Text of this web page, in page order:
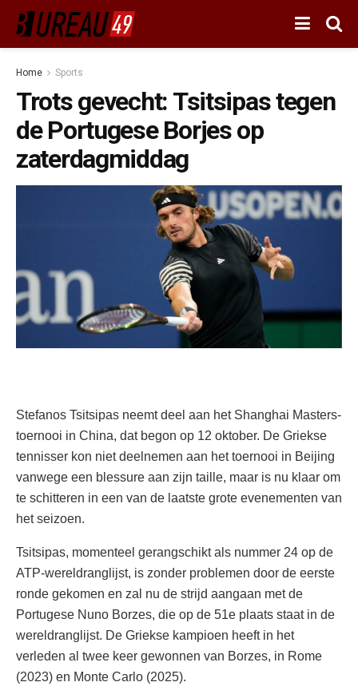
Home Sports
Trots gevecht: Tsitsipas tegen
de Portugese Borjes op
zaterdagmiddag
Stefanos Tsitsipas neemt deel aan het Shanghai Masters-
toernooi in China, dat begon op 12 oktober. De Griekse
tennisser kon niet deelnemen aan het toernooi in Beijing
vanwege een blessure aan zijn taille, maar is nu klaar om
te schitteren in een van de laatste grote evenementen van
het seizoen.
Tsitsipas, momenteel gerangschikt als nummer 24 op de
ATP-wereldranglijst, is zonder problemen door de eerste
ronde gekomen en zal nu de strijd aangaan met de
Portugese Nuno Borzes, die op de 51e plaats staat in de
wereldranglijst. De Griekse kampioen heeft in het
verleden al twee keer gewonnen van Borzes, in Rome
(2023) en Monte Carlo (2025).